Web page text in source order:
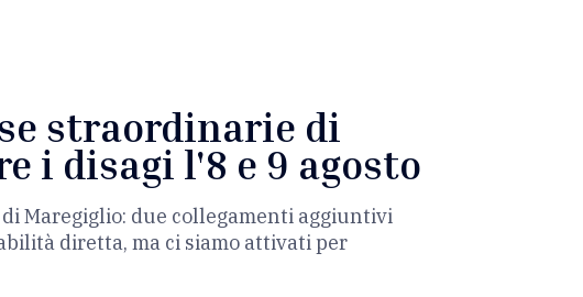
straordinarie di
i disagi l'8 e 9 agosto
Maregiglio: due collegamenti aggiuntivi
diretta, ma ci siamo attivati per